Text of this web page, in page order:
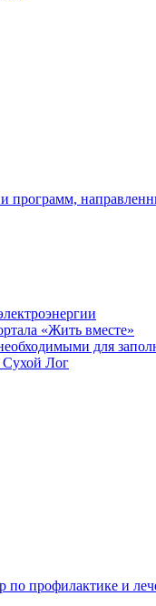
программ,
«Жить вместе»
для
Сухой Лог